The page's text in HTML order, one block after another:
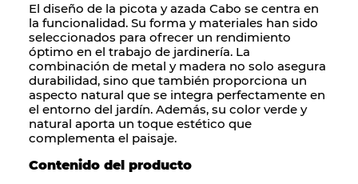
El diseño de la picota yazada Cabo se centra en
la funcionalidad. Su forma y materiales han sido
seleccionados para ofrecer un rendimiento
óptimo en el trabajo de jardinería. La
combinación de metal y madera no solo asegura
durabilidad, sino que también proporciona un
aspecto natural que se integra perfectamente en
el entorno del jardín. Además, su color verde y
natural aporta un toque estético que
complementa el paisaje.
Contenido del producto